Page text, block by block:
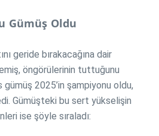
Gümüş Oldu
geride bırakacağına dair
öngörülerinin tuttuğunu
2025’in şampiyonu oldu,
Gümüşteki bu sert yükselişin
ise şöyle sıraladı: